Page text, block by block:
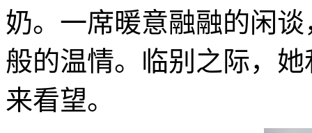
奶。一席暖意融融的闲
般的温情。临别之际，
来看望。